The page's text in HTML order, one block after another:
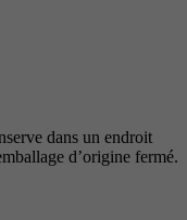
dans un endroit
d’origine fermé.